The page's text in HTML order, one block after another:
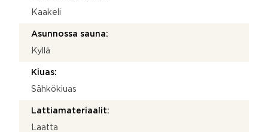
Kaakeli
Asunnossa sauna:
Kyllä
Kiuas:
Sähkökiuas
Lattiamateriaalit:
Laatta